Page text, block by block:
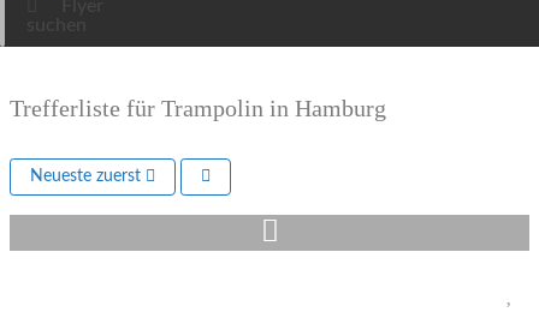
Flyer
suchen
Trefferliste für Trampolin in Hamburg
Neueste zuerst